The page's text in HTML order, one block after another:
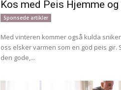
Kos med Peis Hjemme
Sponsede artikler
Med vinteren kommer også kulda
oss elsker varmen som en god peis gir.
den gode,...